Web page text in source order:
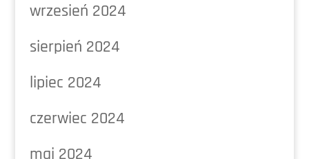
wrzesień 2024
sierpień 2024
lipiec 2024
czerwiec 2024
maj 2024